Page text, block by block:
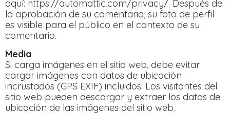
aquí: https://automattic.com/privacy/. Después de
la aprobación de su comentario, su foto de perfil
es visible para el público en el contexto de su
comentario.
Media
Si carga imágenes en el sitio web, debe evitar
cargar imágenes con datos de ubicación
incrustados (GPS EXIF) incluidos. Los visitantes del
sitio web pueden descargar y extraer los datos de
ubicación de las imágenes del sitio web.